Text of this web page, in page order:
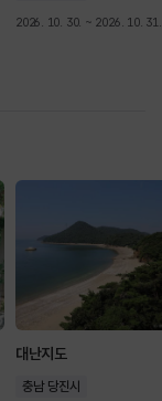
2026. 10. 30. ~ 2026. 10. 31.
대난지도
충남 당진시